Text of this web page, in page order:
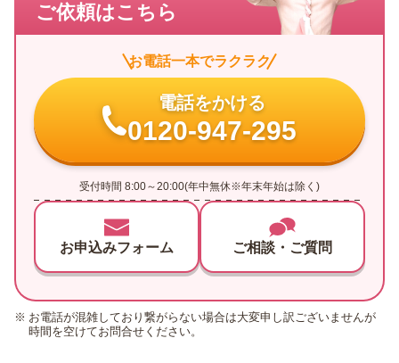
ご依頼はこちら
お電話一本でラクラク
電話をかける
0120-947-295
受付時間 8:00～20:00(年中無休※年末年始は除く)
お申込みフォーム ご相談・ご質問
お電話が混雑しており繋がらない場合は大変申し訳ございませんが
時間を空けてお問合せください。